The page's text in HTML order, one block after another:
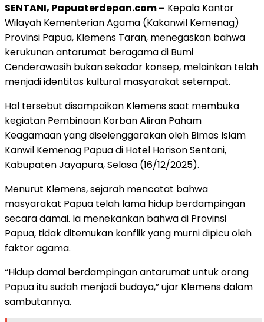
SENTANI, Papuaterdepan.com – Kepala Kantor
Wilayah Kementerian Agama (Kakanwil Kemenag)
Provinsi Papua, Klemens Taran, menegaskan bahwa
kerukunan antarumat beragama di Bumi
Cenderawasih bukan sekadar konsep, melainkan telah
menjadi identitas kultural masyarakat setempat.
Hal tersebut disampaikan Klemens saat membuka
kegiatan Pembinaan Korban Aliran Paham
Keagamaan yang diselenggarakan oleh Bimas Islam
Kanwil Kemenag Papua di Hotel Horison Sentani,
Kabupaten Jayapura, Selasa (16/12/2025).
Menurut Klemens, sejarah mencatat bahwa
masyarakat Papua telah lama hidup berdampingan
secara damai. Ia menekankan bahwa di Provinsi
Papua, tidak ditemukan konflik yang murni dipicu oleh
faktor agama.
“Hidup damai berdampingan antarumat untuk orang
Papua itu sudah menjadi budaya,” ujar Klemens dalam
sambutannya.